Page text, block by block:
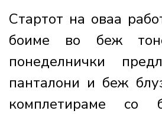
Стартот на оваа
боиме во беж
понеделнички
панталони и беж
комплетираме со